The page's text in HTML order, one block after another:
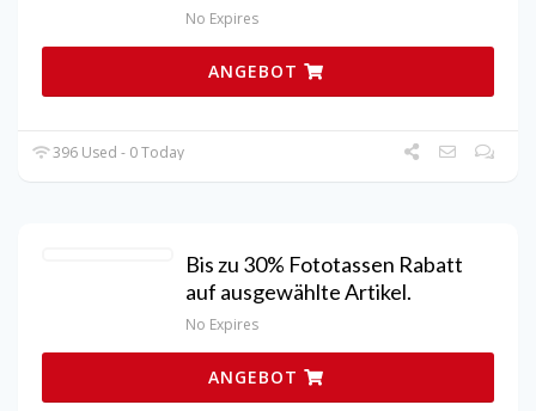
No Expires
ANGEBOT
396 Used - 0 Today
Bis zu 30% Fototassen Rabatt
auf ausgewählte Artikel.
No Expires
ANGEBOT